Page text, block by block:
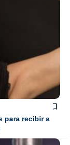
para recibir a